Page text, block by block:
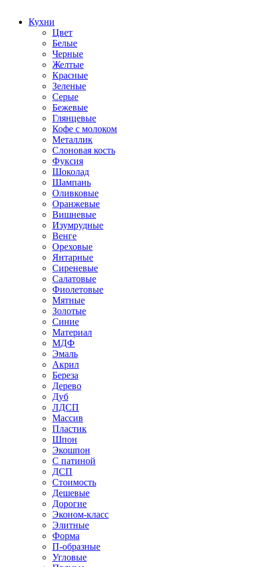
Кухни
Цвет
Белые
Черные
Желтые
Красные
Зеленые
Серые
Бежевые
Глянцевые
Кофе с молоком
Металлик
Слоновая кость
Фуксия
Шоколад
Шампань
Оливковые
Оранжевые
Вишневые
Изумрудные
Венге
Ореховые
Янтарные
Сиреневые
Салатовые
Фиолетовые
Мятные
Золотые
Синие
Материал
МДФ
Эмаль
Акрил
Береза
Дерево
Дуб
ЛДСП
Массив
Пластик
Шпон
Экошпон
С патиной
ДСП
Стоимость
Дешевые
Дорогие
Эконом-класс
Элитные
Форма
П-образные
Угловые